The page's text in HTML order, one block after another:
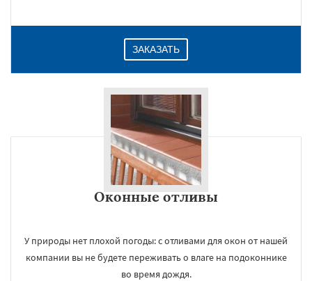
ЗАКАЗАТЬ
Оконные отливы
У природы нет плохой погоды: с отливами для окон от нашей
компании вы не будете переживать о влаге на подоконнике
во время дождя.